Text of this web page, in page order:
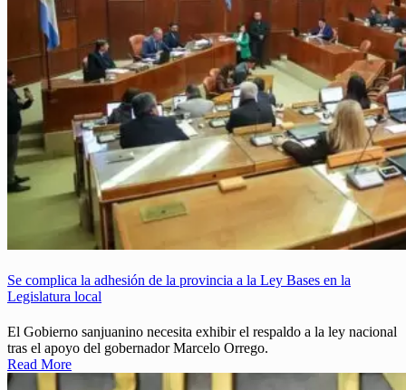
Se complica la adhesión de la provincia a la Ley Bases en la
Legislatura local
El Gobierno sanjuanino necesita exhibir el respaldo a la ley nacional
tras el apoyo del gobernador Marcelo Orrego.
Read More